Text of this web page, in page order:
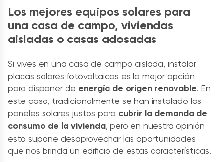
Los mejores equipos solares para
una casa de campo, viviendas
aisladas o casas adosadas
Si vives en una casa de campo aislada, instalar
placas solares fotovoltaicas es la mejor opción
para disponer de energía de origen renovable. En
este caso, tradicionalmente se han instalado los
paneles solares justos para cubrir la demanda de
consumo de la vivienda, pero en nuestra opinión
esto supone desaprovechar las oportunidades
que nos brinda un edificio de estas características.